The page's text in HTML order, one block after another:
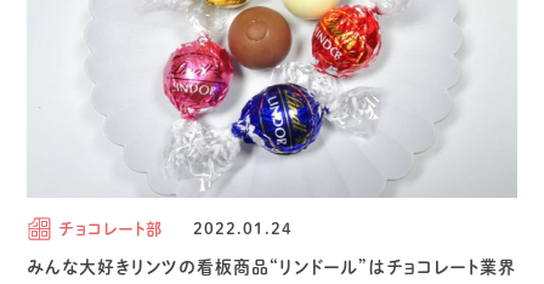
チョコレート部 2022.01.24
みんな大好きリンツの看板商品“リンドール”はチョコレート業界